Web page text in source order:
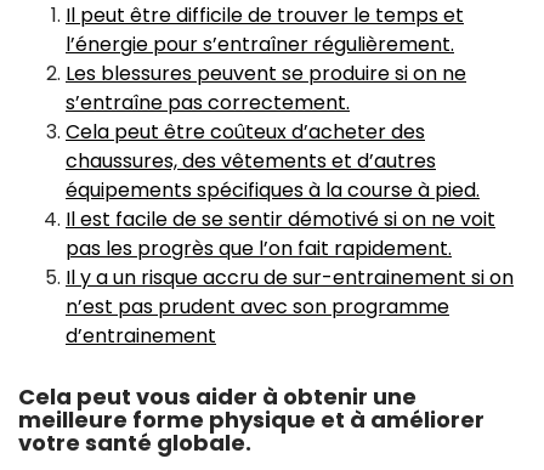
Il peut être difficile de trouver le temps et
l’énergie pour s’entraîner régulièrement.
Les blessures peuvent se produire si on ne
s’entraîne pas correctement.
Cela peut être coûteux d’acheter des
chaussures, des vêtements et d’autres
équipements spécifiques à la course à pied.
Il est facile de se sentir démotivé si on ne voit
pas les progrès que l’on fait rapidement.
Il y a un risque accru de sur-entrainement si on
n’est pas prudent avec son programme
d’entrainement
Cela peut vous aider à obtenir une
meilleure forme physique et à améliorer
votre santé globale.